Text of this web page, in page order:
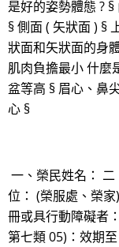
是好的姿勢體態 ?
§ 側面 ( 矢狀面 ) §
狀面和矢狀面的身
肌肉負擔最小 什麼
盆等高 § 眉心、鼻
心 §
一、榮民姓名：
位： (榮服處、榮
冊或具行動障礙者
第七類 05)：效期